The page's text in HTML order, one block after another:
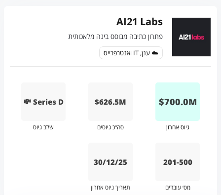
AI21 Labs
פתרון כתיבה מבוסס בינה מלאכותית
☁️ ענן, IT ואנטרפרייס
M
700.0
$
גיוס אחרון
$626.5M
סה״כ גיוסים
💸 Series D
שלב גיוס
201-500
מס׳ עובדים
30/12/25
תאריך גיוס אחרון